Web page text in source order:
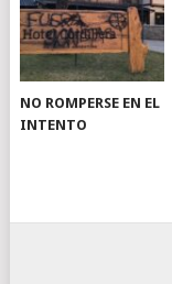
NO ROMPERSE EN EL
INTENTO